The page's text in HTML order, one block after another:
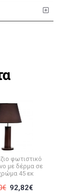
φωτιστικό
με δέρμα σε
45 εκ
92,82€